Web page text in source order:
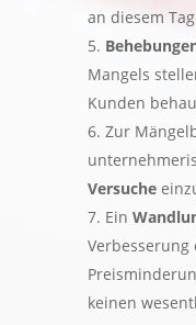
an diesem
Mangels
Kunden
Zur
Versuche
Ein
Verbesserung
keinen